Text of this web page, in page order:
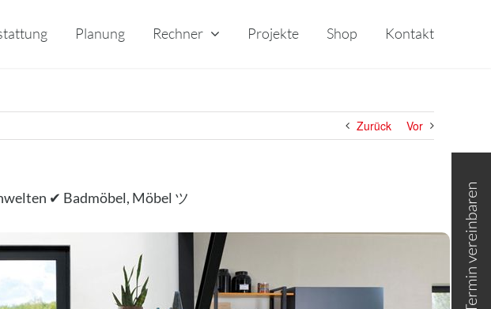
Planung Rechner Projekte Shop Kontakt
Zurück Vor
✔ Badmöbel, Möbel ツ
Area